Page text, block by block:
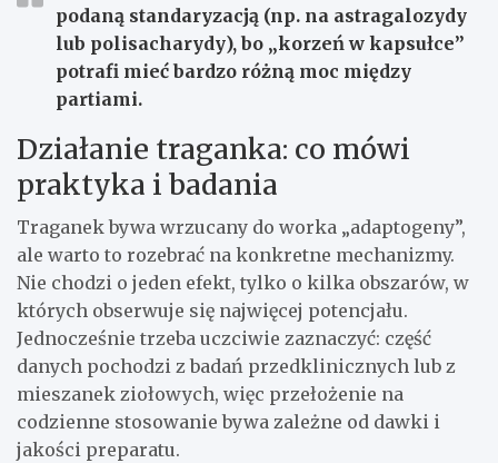
podaną standaryzacją (np. na astragalozydy
lub polisacharydy), bo „korzeń w kapsułce”
potrafi mieć bardzo różną moc między
partiami.
Działanie traganka: co mówi
praktyka i badania
Traganek bywa wrzucany do worka „adaptogeny”,
ale warto to rozebrać na konkretne mechanizmy.
Nie chodzi o jeden efekt, tylko o kilka obszarów, w
których obserwuje się najwięcej potencjału.
Jednocześnie trzeba uczciwie zaznaczyć: część
danych pochodzi z badań przedklinicznych lub z
mieszanek ziołowych, więc przełożenie na
codzienne stosowanie bywa zależne od dawki i
jakości preparatu.